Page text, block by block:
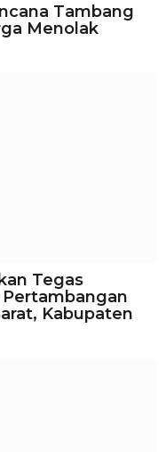
Tambang
Menolak
Tegas
Kabupaten